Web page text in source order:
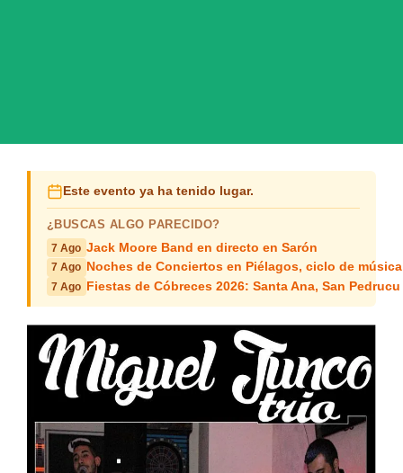
Este evento ya ha tenido lugar.
¿BUSCAS ALGO PARECIDO?
7 Ago Jack Moore Band en directo en Sarón
7 Ago Noches de Conciertos en Piélagos, ciclo de
7 Ago Fiestas de Cóbreces 2026: Santa Ana, San